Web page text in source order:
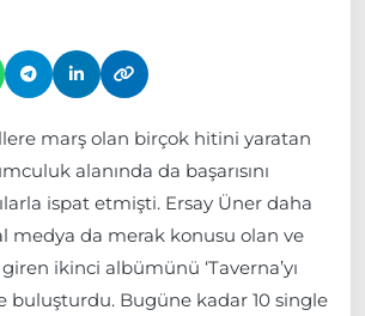
marş olan birçok hitini yaratan
alanında da başarısını
ispat etmişti. Ersay Üner daha
medya da merak konusu olan ve
ikinci albümünü ‘Taverna’yı
buluşturdu. Bugüne kadar 10 single